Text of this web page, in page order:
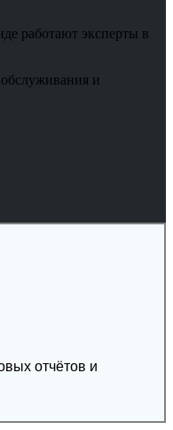
работают эксперты в
и